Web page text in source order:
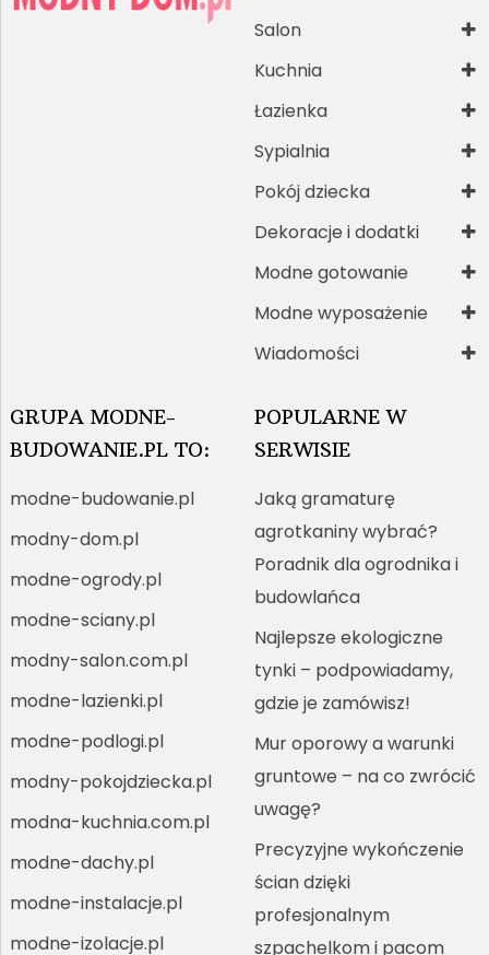
Salon
Kuchnia
Łazienka
Sypialnia
Pokój dziecka
Dekoracje i dodatki
Modne gotowanie
Modne wyposażenie
Wiadomości
GRUPA MODNE-
BUDOWANIE.PL TO:
modne-budowanie.pl
modny-dom.pl
modne-ogrody.pl
modne-sciany.pl
modny-salon.com.pl
modne-lazienki.pl
modne-podlogi.pl
modny-pokojdziecka.pl
modna-kuchnia.com.pl
modne-dachy.pl
modne-instalacje.pl
modne-izolacje.pl
POPULARNE W
SERWISIE
Jaką gramaturę
agrotkaniny wybrać?
Poradnik dla ogrodnika i
budowlańca
Najlepsze ekologiczne
tynki – podpowiadamy,
gdzie je zamówisz!
Mur oporowy a warunki
gruntowe – na co zwrócić
uwagę?
Precyzyjne wykończenie
ścian dzięki
profesjonalnym
szpachelkom i pacom